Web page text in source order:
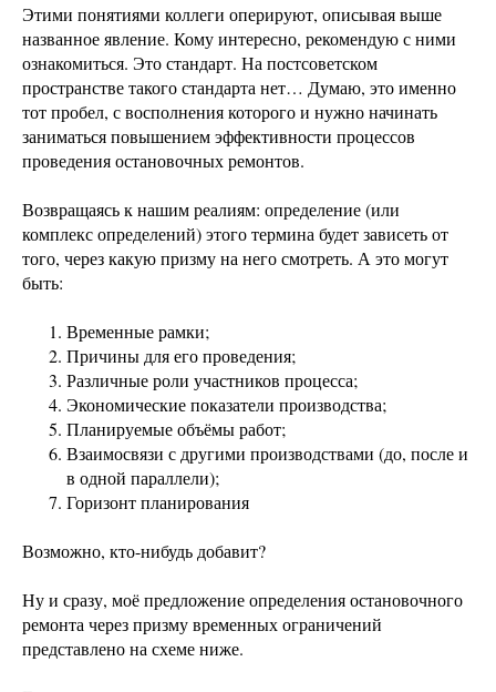
Этими понятиями коллеги оперируют, описывая выше
названное явление. Кому интересно, рекомендую с ними
ознакомиться. Это стандарт. На постсоветском
пространстве такого стандарта нет… Думаю, это именно
тот пробел, с восполнения которого и нужно начинать
заниматься повышением эффективности процессов
проведения остановочных ремонтов.
Возвращаясь к нашим реалиям: определение (или
комплекс определений) этого термина будет зависеть от
того, через какую призму на него смотреть. А это могут
быть:
Временные рамки;
Причины для его проведения;
Различные роли участников процесса;
Экономические показатели производства;
Планируемые объёмы работ;
Взаимосвязи с другими производствами (до, после и
в одной параллели);
Горизонт планирования
Возможно, кто-нибудь добавит?
Ну и сразу, моё предложение определения остановочного
ремонта через призму временных ограничений
представлено на схеме ниже.